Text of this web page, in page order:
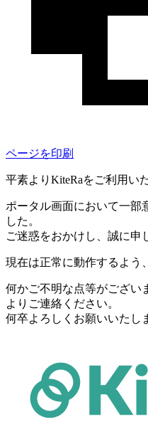
ページを印刷
平素よりKiteRaをご利用い
ポータル画面において一部
した。
ご迷惑をおかけし、誠に申
現在は正常に動作するよう
何かご不明な点等がござい
よりご連絡ください。
何卒よろしくお願いいたし